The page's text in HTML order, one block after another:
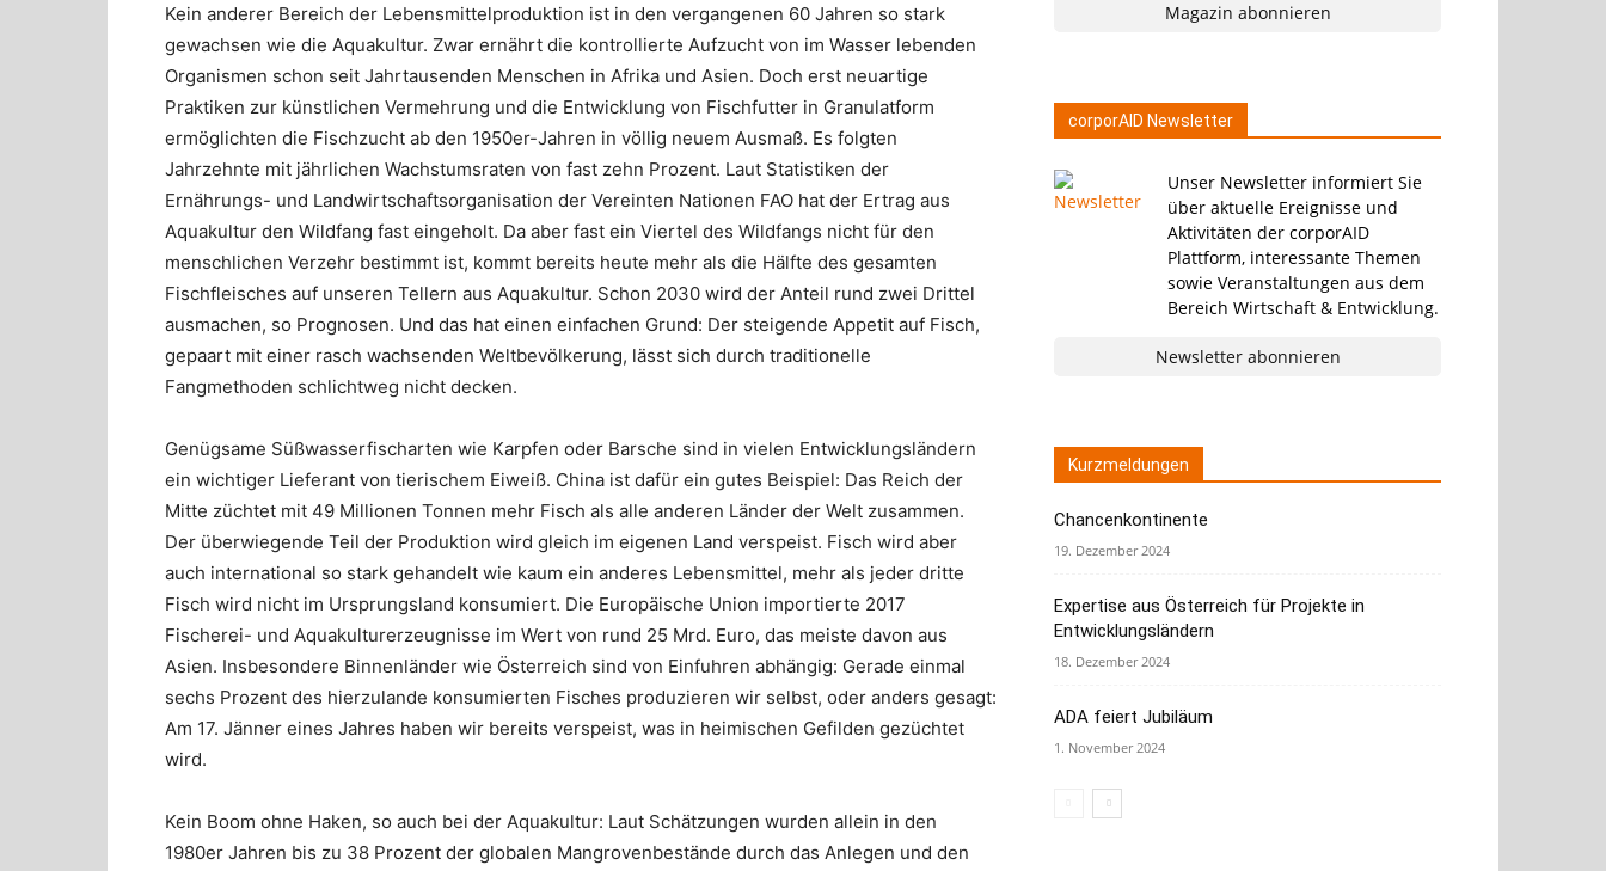
Kein anderer Bereich der Lebensmittelproduktion ist in den vergangenen 60 Jahren so stark
gewachsen wie die Aquakultur. Zwar ernährt die kontrollierte Aufzucht von im Wasser lebenden
Organismen schon seit Jahrtausenden Menschen in Afrika und Asien. Doch erst neuartige
Praktiken zur künstlichen Vermehrung und die Entwicklung von Fischfutter in Granulatform
ermöglichten die Fischzucht ab den 1950er-Jahren in völlig neuem Ausmaß. Es folgten
Jahrzehnte mit jährlichen Wachstumsraten von fast zehn Prozent. Laut Statistiken der
Ernährungs- und Landwirtschaftsorganisation der Vereinten Nationen FAO hat der Ertrag aus
Aquakultur den Wildfang fast eingeholt. Da aber fast ein Viertel des Wildfangs nicht für den
menschlichen Verzehr bestimmt ist, kommt bereits heute mehr als die Hälfte des gesamten
Fischfleisches auf unseren Tellern aus Aquakultur. Schon 2030 wird der Anteil rund zwei Drittel
ausmachen, so Prognosen. Und das hat einen einfachen Grund: Der steigende Appetit auf Fisch,
gepaart mit einer rasch wachsenden Weltbevölkerung, lässt sich durch traditionelle
Fangmethoden schlichtweg nicht decken.
Genügsame Süßwasserfischarten wie Karpfen oder Barsche sind in vielen Entwicklungsländern
ein wichtiger Lieferant von tierischem Eiweiß. China ist dafür ein gutes Beispiel: Das Reich der
Mitte züchtet mit 49 Millionen Tonnen mehr Fisch als alle anderen Länder der Welt zusammen.
Der überwiegende Teil der Produktion wird gleich im eigenen Land verspeist. Fisch wird aber
auch international so stark gehandelt wie kaum ein anderes Lebensmittel, mehr als jeder dritte
Fisch wird nicht im Ursprungsland konsumiert. Die Europäische Union importierte 2017
Fischerei- und Aquakulturerzeugnisse im Wert von rund 25 Mrd. Euro, das meiste davon aus
Asien. Insbesondere Binnenländer wie Österreich sind von Einfuhren abhängig: Gerade einmal
sechs Prozent des hierzulande konsumierten Fisches produzieren wir selbst, oder anders gesagt:
Am 17. Jänner eines Jahres haben wir bereits verspeist, was in heimischen Gefilden gezüchtet
wird.
Kein Boom ohne Haken, so auch bei der Aquakultur: Laut Schätzungen wurden allein in den
1980er Jahren bis zu 38 Prozent der globalen Mangrovenbestände durch das Anlegen und den
Magazin abonnieren
corporAID Newsletter
Unser Newsletter informiert Sie
über aktuelle Ereignisse und
Aktivitäten der corporAID
Plattform, interessante Themen
sowie Veranstaltungen aus dem
Bereich Wirtschaft & Entwicklung.
Newsletter abonnieren
Kurzmeldungen
Chancenkontinente
19. Dezember 2024
Expertise aus Österreich für Projekte in
Entwicklungsländern
18. Dezember 2024
ADA feiert Jubiläum
1. November 2024